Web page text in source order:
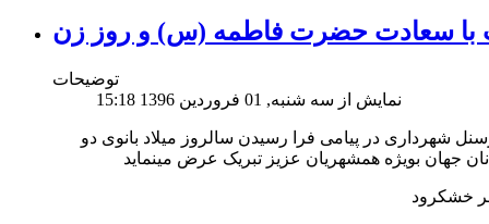
با سعادت حضرت فاطمه (س) و روز زن
توضیحات
نمایش از سه شنبه, 01 فروردين 1396 15:18
شهرداری در پیامی فرا رسیدن سالروز میلاد بانوی دو
خشکرود